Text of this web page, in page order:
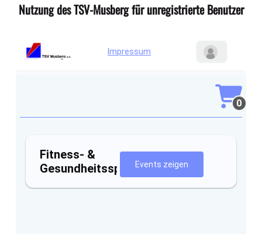
Nutzung des TSV-Musberg für unregistrierte Benutzer